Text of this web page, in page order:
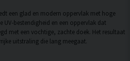
een glad en modern oppervlak met hoge
UV-bestendigheid en een oppervlak dat
met een vochtige, zachte doek. Het resultaat
uitstraling die lang meegaat.